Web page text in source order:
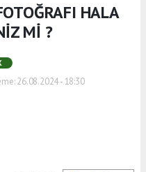
HALA
Mİ ?
26.08.2024 - 18:30